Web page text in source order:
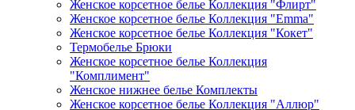
Женское корсетное белье Коллекция "Флирт"
Женское корсетное белье Коллекция "Emma"
Женское корсетное белье Коллекция "Кокет"
Термобелье Брюки
Женское корсетное белье Коллекция
"Комплимент"
Женское нижнее белье Комплекты
Женское корсетное белье Коллекция "Аллюр"